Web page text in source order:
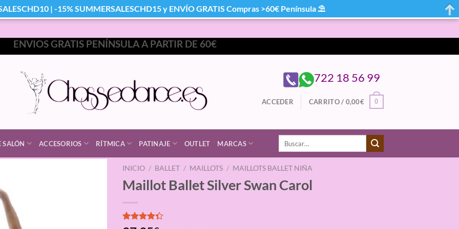
ENVIOS GRATIS PENÍNSULA A PARTIR DE 60€
722 18 56 99
ACCEDER CARRITO / 0,00€ 0
SALÓN ACCESORIOS RÍTMICA PATINAJE OUTLET MARCAS
Buscar
INICIO / BALLET / MAILLOTS / MAILLOTS BALLET NIÑA
Maillot Ballet Silver Swan Carol
| -15% SUMMERSALESCHD15 y ENVÍO GRATIS Compras >60€ Península ⛱